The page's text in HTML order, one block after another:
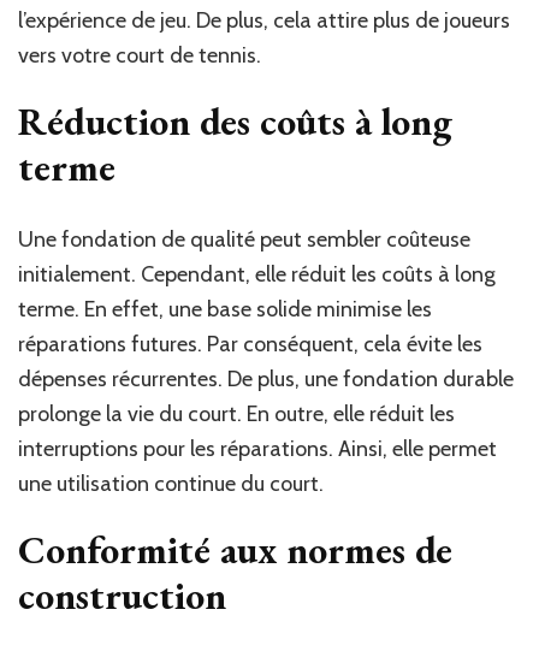
l’expérience de jeu. De plus, cela attire plus de joueurs
vers votre court de tennis.
Réduction des coûts à long
terme
Une fondation de qualité peut sembler coûteuse
initialement. Cependant, elle réduit les coûts à long
terme. En effet, une base solide minimise les
réparations futures. Par conséquent, cela évite les
dépenses récurrentes. De plus, une fondation durable
prolonge la vie du court. En outre, elle réduit les
interruptions pour les réparations. Ainsi, elle permet
une utilisation continue du court.
Conformité aux normes de
construction